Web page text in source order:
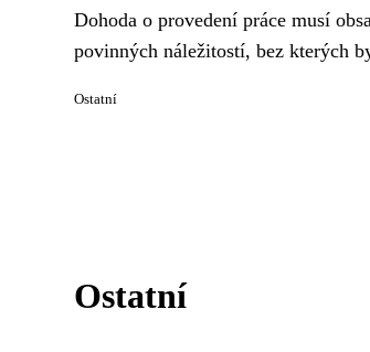
Dohoda o provedení práce musí
povinných náležitostí, bez kterých
Ostatní
Ostatní